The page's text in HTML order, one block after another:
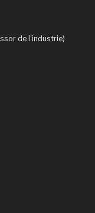
de l'industrie)